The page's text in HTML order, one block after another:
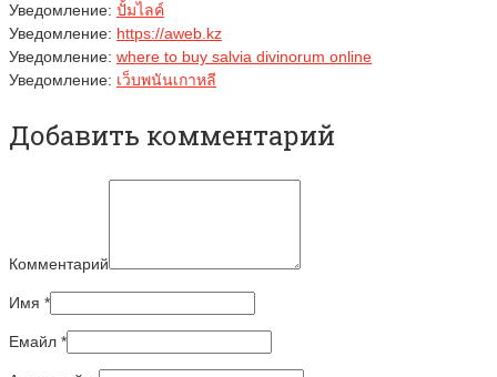
Уведомление: ปั้มไลค์
Уведомление: https://aweb.kz
Уведомление: where to buy salvia divinorum online
Уведомление: เว็บพนันเกาหลี
Добавить комментарий
Комментарий
Имя *
Емайл *